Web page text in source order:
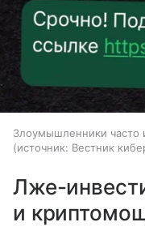
Злоумышленники часто
источник: Вестник
Лже-
и